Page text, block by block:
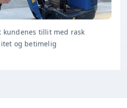
tillit med rask
og betimelig